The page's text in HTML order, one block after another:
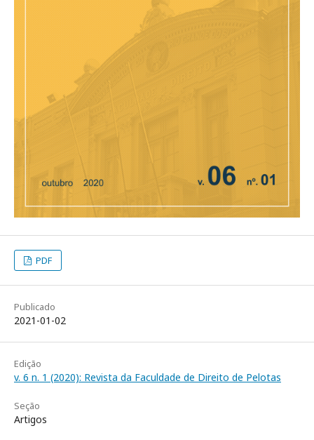
PDF
Publicado
2021-01-02
Edição
v. 6 n. 1 (2020): Revista da Faculdade de Direito de Pelotas
Seção
Artigos